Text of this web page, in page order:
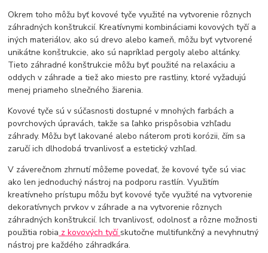
Okrem toho môžu byť kovové tyče využité na vytvorenie rôznych
záhradných konštrukcií. Kreatívnymi kombináciami kovových tyčí a
iných materiálov, ako sú drevo alebo kameň, môžu byť vytvorené
unikátne konštrukcie, ako sú napríklad pergoly alebo altánky.
Tieto záhradné konštrukcie môžu byť použité na relaxáciu a
oddych v záhrade a tiež ako miesto pre rastliny, ktoré vyžadujú
menej priameho slnečného žiarenia.
Kovové tyče sú v súčasnosti dostupné v mnohých farbách a
povrchových úpravách, takže sa ľahko prispôsobia vzhľadu
záhrady. Môžu byť lakované alebo náterom proti korózii, čím sa
zaručí ich dlhodobá trvanlivosť a estetický vzhľad.
V záverečnom zhrnutí môžeme povedať, že kovové tyče sú viac
ako len jednoduchý nástroj na podporu rastlín. Využitím
kreatívneho prístupu môžu byť kovové tyče využité na vytvorenie
dekoratívnych prvkov v záhrade a na vytvorenie rôznych
záhradných konštrukcií. Ich trvanlivosť, odolnosť a rôzne možnosti
použitia robia z kovových tyčí skutočne multifunkčný a nevyhnutný
nástroj pre každého záhradkára.